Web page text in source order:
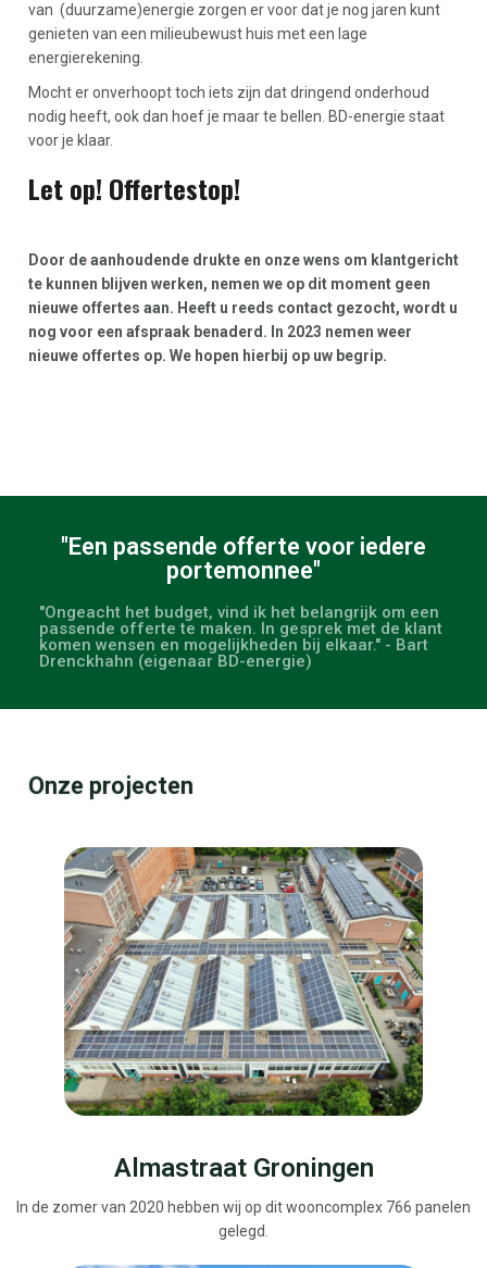
van (duurzame)energie zorgen er voor dat je nog jaren kunt
genieten van een milieubewust huis met een lage
energierekening.
Mocht er onverhoopt toch iets zijn dat dringend onderhoud
nodig heeft, ook dan hoef je maar te bellen. BD-energie staat
voor je klaar.
Let op! Offertestop!
Door de aanhoudende drukte en onze wens om klantgericht
te kunnen blijven werken, nemen we op dit moment geen
nieuwe offertes aan. Heeft u reeds contact gezocht, wordt u
nog voor een afspraak benaderd. In 2023 nemen weer
nieuwe offertes op. We hopen hierbij op uw begrip.
"Een passende offerte voor iedere
portemonnee"
"Ongeacht het budget, vind ik het belangrijk om een
passende offerte te maken. In gesprek met de klant
komen wensen en mogelijkheden bij elkaar." - Bart
Drenckhahn (eigenaar BD-energie)
Onze projecten
Almastraat Groningen
In de zomer van 2020 hebben wij op dit wooncomplex 766 panelen
gelegd.